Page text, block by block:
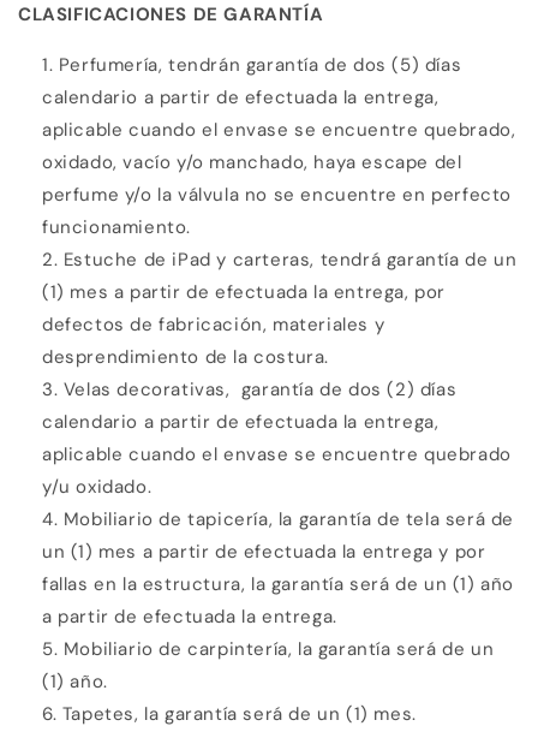
CLASIFICACIONES DE GARANTÍA
Perfumería, tendrán garantía de dos (5) días
calendario a partir de efectuada la entrega,
aplicable cuando el envase se encuentre quebrado,
oxidado, vacío y/o manchado, haya escape del
perfume y/o la válvula no se encuentre en perfecto
funcionamiento.
Estuche de iPad y carteras, tendrá garantía de un
(1) mes a partir de efectuada la entrega, por
defectos de fabricación, materiales y
desprendimiento de la costura.
Velas decorativas, garantía de dos (2) días
calendario a partir de efectuada la entrega,
aplicable cuando el envase se encuentre quebrado
y/u oxidado.
Mobiliario de tapicería, la garantía de tela será de
un (1) mes a partir de efectuada la entrega y por
fallas en la estructura, la garantía será de un (1) año
a partir de efectuada la entrega.
Mobiliario de carpintería, la garantía será de un
(1) año.
Tapetes, la garantía será de un (1) mes.